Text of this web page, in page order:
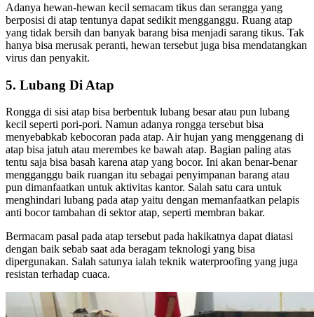
Adanya hewan-hewan kecil semacam tikus dan serangga yang
berposisi di atap tentunya dapat sedikit mengganggu. Ruang atap
yang tidak bersih dan banyak barang bisa menjadi sarang tikus. Tak
hanya bisa merusak peranti, hewan tersebut juga bisa mendatangkan
virus dan penyakit.
5. Lubang Di Atap
Rongga di sisi atap bisa berbentuk lubang besar atau pun lubang
kecil seperti pori-pori. Namun adanya rongga tersebut bisa
menyebabkab kebocoran pada atap. Air hujan yang menggenang di
atap bisa jatuh atau merembes ke bawah atap. Bagian paling atas
tentu saja bisa basah karena atap yang bocor. Ini akan benar-benar
mengganggu baik ruangan itu sebagai penyimpanan barang atau
pun dimanfaatkan untuk aktivitas kantor. Salah satu cara untuk
menghindari lubang pada atap yaitu dengan memanfaatkan pelapis
anti bocor tambahan di sektor atap, seperti membran bakar.
Bermacam pasal pada atap tersebut pada hakikatnya dapat diatasi
dengan baik sebab saat ada beragam teknologi yang bisa
dipergunakan. Salah satunya ialah teknik waterproofing yang juga
resistan terhadap cuaca.